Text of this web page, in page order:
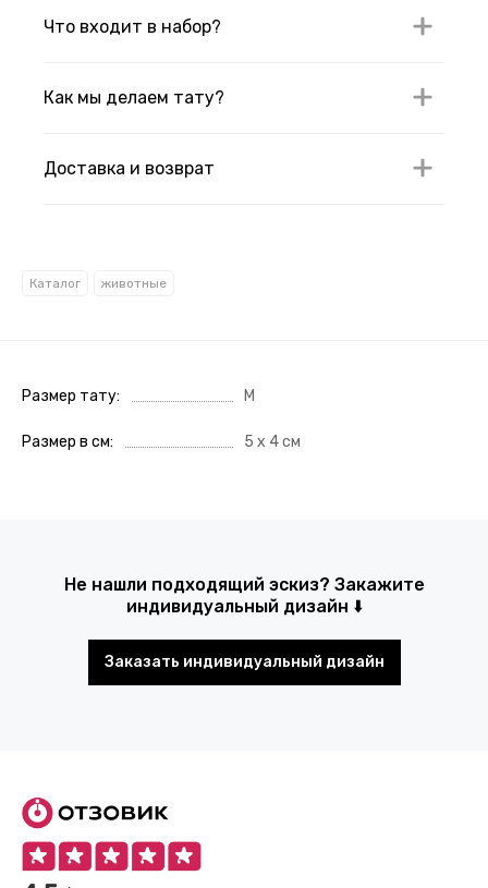
Что входит в набор?
Как мы делаем тату?
Доставка и возврат
Каталог животные
Размер тату M
Размер в см 5 х 4 см
Не нашли подходящий эскиз? Закажите
индивидуальный дизайн ⬇️
Заказать индивидуальный дизайн